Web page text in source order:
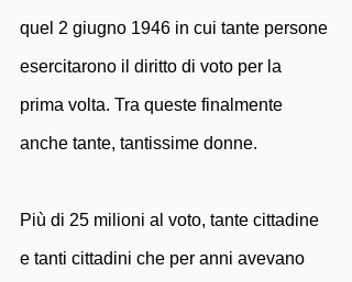
quel 2 giugno 1946 in cui tante persone
esercitarono il diritto di voto per la
prima volta. Tra queste finalmente
anche tante, tantissime donne.
Più di 25 milioni al voto, tante cittadine
e tanti cittadini che per anni avevano